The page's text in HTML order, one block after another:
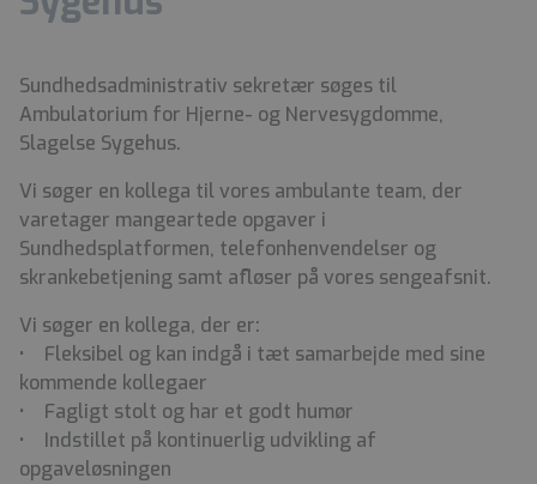
Sundhedsadministrativ sekretær søges til
Ambulatorium for Hjerne- og Nervesygdomme,
Slagelse Sygehus.
Vi søger en kollega til vores ambulante team, der
varetager mangeartede opgaver i
Sundhedsplatformen, telefonhenvendelser og
skrankebetjening samt afløser på vores sengeafsnit.
Vi søger en kollega, der er:
• Fleksibel og kan indgå i tæt samarbejde med sine
kommende kollegaer
• Fagligt stolt og har et godt humør
• Indstillet på kontinuerlig udvikling af
opgaveløsningen